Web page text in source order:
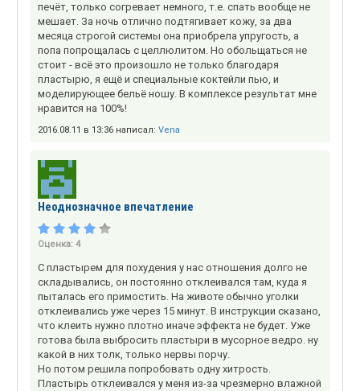
печёт, только согревает немного, т.е. спать вообще не
мешает. За ночь отлично подтягивает кожу, за два
месяца строгой системы она приобрела упругость, а
попа попрощалась с целлюлитом. Но обольщаться не
стоит - всё это произошло не только благодаря
пластырю, я ещё и специальные коктейли пью, и
моделирующее бельё ношу. В комплексе результат мне
нравится на 100%!
2016.08.11 в 13:36 написал: Vena
Неоднозначное впечатление
Оценка: 4
С пластырем для похудения у нас отношения долго не
складывались, он постоянно отклеивался там, куда я
пыталась его примостить. На животе обычно уголки
отклеивались уже через 15 минут. В инструкции сказано,
что клеить нужно плотно иначе эффекта не будет. Уже
готова была выбросить пластыри в мусорное ведро. ну
какой в них толк, только нервы порчу.
Но потом решила попробовать одну хитрость.
Пластырь отклеивался у меня из-за чрезмерно влажной